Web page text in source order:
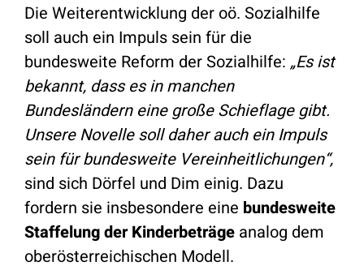
Die Weiterentwicklung der oö. Sozialhilfe
soll auch ein Impuls sein für die
bundesweite Reform der Sozialhilfe: „Es ist
bekannt, dass es in manchen
Bundesländern eine große Schieflage gibt.
Unsere Novelle soll daher auch ein Impuls
sein für bundesweite Vereinheitlichungen“,
sind sich Dörfel und Dim einig. Dazu
fordern sie insbesondere eine bundesweite
Staffelung der Kinderbeträge analog dem
oberösterreichischen Modell.